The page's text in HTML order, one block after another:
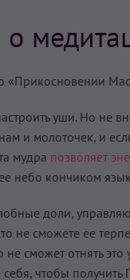
«Прикосновении
уши. Но не
и молоточек, и
мудра позволяет
небо кончиком
доли,
не сможете ее
не сможет отнять
чтобы